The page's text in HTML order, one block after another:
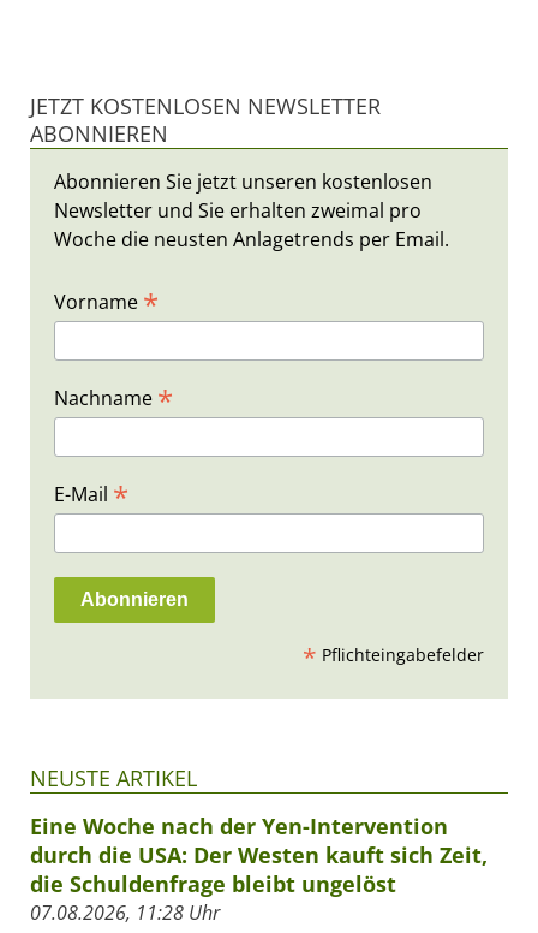
JETZT KOSTENLOSEN NEWSLETTER
ABONNIEREN
Abonnieren Sie jetzt unseren kostenlosen
Newsletter und Sie erhalten zweimal pro
Woche die neusten Anlagetrends per Email.
Vorname *
Nachname *
E-Mail *
* Pflichteingabefelder
NEUSTE ARTIKEL
Eine Woche nach der Yen-Intervention
durch die USA: Der Westen kauft sich Zeit,
die Schuldenfrage bleibt ungelöst
07.08.2026, 11:28 Uhr